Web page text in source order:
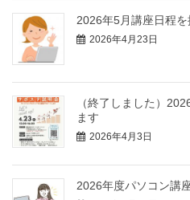
2026年5月講座日程を
2026年4月23日
（終了しました）
ます
2026年4月3日
2026年度パソコン講